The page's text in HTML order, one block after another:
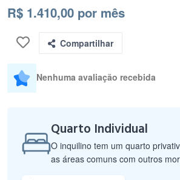
R$ 1.410,00 por mês
Compartilhar
Nenhuma avaliação recebida
Quarto Individual
O inquilino tem um quarto
as áreas comuns com outros